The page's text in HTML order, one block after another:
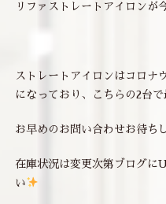
リファストレートアイロンが
ストレートアイロンはコロナ
になっており、こちらの2台
お早めのお問い合わせお待ち
在庫状況は変更次第ブログに
い